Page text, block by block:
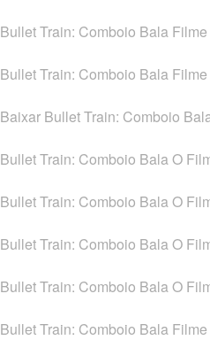
Bullet Train: Comboio Bala
Bullet Train: Comboio Bala
Baixar Bullet Train: Comboio
Bullet Train: Comboio Bala O
Bullet Train: Comboio Bala O
Bullet Train: Comboio Bala O
Bullet Train: Comboio Bala O
Bullet Train: Comboio Bala